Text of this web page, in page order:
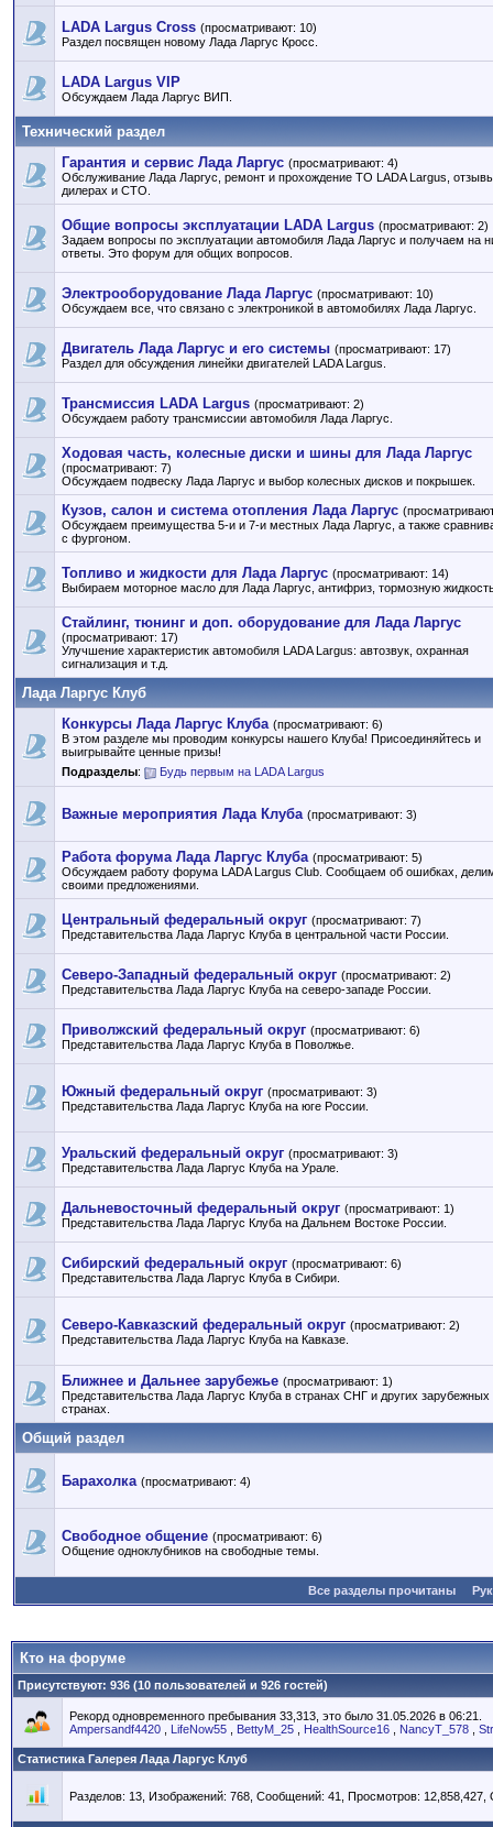
LADA Largus Cross (просматривают: 10)
Раздел посвящен новому Лада Ларгус Кросс.
LADA Largus VIP
Обсуждаем Лада Ларгус ВИП.
Технический раздел
Гарантия и сервис Лада Ларгус (просматривают: 4)
Обслуживание Лада Ларгус, ремонт и прохождение ТО LADA Largus,
дилерах и СТО.
Общие вопросы эксплуатации LADA Largus (просматривают: 2)
Задаем вопросы по эксплуатации автомобиля Лада Ларгус и получаем на
ответы. Это форум для общих вопросов.
Электрооборудование Лада Ларгус (просматривают: 10)
Обсуждаем все, что связано с электроникой в автомобилях Лада Ларгус.
Двигатель Лада Ларгус и его системы (просматривают: 17)
Раздел для обсуждения линейки двигателей LADA Largus.
Трансмиссия LADA Largus (просматривают: 2)
Обсуждаем работу трансмиссии автомобиля Лада Ларгус.
Ходовая часть, колесные диски и шины для Лада Ларгус
(просматривают: 7)
Обсуждаем подвеску Лада Ларгус и выбор колесных дисков и покрышек.
Кузов, салон и система отопления Лада Ларгус
Обсуждаем преимущества 5-и и 7-и местных Лада Ларгус, а также
с фургоном.
Топливо и жидкости для Лада Ларгус (просматривают: 14)
Выбираем моторное масло для Лада Ларгус, антифриз, тормозную
Стайлинг, тюнинг и доп. оборудование для Лада Ларгус
(просматривают: 17)
Улучшение характеристик автомобиля LADA Largus: автозвук, охранная
сигнализация и т.д.
Лада Ларгус Клуб
Конкурсы Лада Ларгус Клуба (просматривают: 6)
В этом разделе мы проводим конкурсы нашего Клуба! Присоединяйтесь и
выигрывайте ценные призы!
Подразделы: Будь первым на LADA Largus
Важные мероприятия Лада Клуба (просматривают: 3)
Работа форума Лада Ларгус Клуба (просматривают: 5)
Обсуждаем работу форума LADA Largus Club. Сообщаем об ошибках,
своими предложениями.
Центральный федеральный округ (просматривают: 7)
Представительства Лада Ларгус Клуба в центральной части России.
Северо-Западный федеральный округ (просматривают: 2)
Представительства Лада Ларгус Клуба на северо-западе России.
Приволжский федеральный округ (просматривают: 6)
Представительства Лада Ларгус Клуба в Поволжье.
Южный федеральный округ (просматривают: 3)
Представительства Лада Ларгус Клуба на юге России.
Уральский федеральный округ (просматривают: 3)
Представительства Лада Ларгус Клуба на Урале.
Дальневосточный федеральный округ (просматривают: 1)
Представительства Лада Ларгус Клуба на Дальнем Востоке России.
Сибирский федеральный округ (просматривают: 6)
Представительства Лада Ларгус Клуба в Сибири.
Северо-Кавказский федеральный округ (просматривают: 2)
Представительства Лада Ларгус Клуба на Кавказе.
Ближнее и Дальнее зарубежье (просматривают: 1)
Представительства Лада Ларгус Клуба в странах СНГ и других зарубежных
странах.
Общий раздел
Барахолка (просматривают: 4)
Свободное общение (просматривают: 6)
Общение одноклубников на свободные темы.
Все разделы прочитаны
Кто на форуме
Присутствуют: 936 (10 пользователей и 926 гостей)
Рекорд одновременного пребывания 33,313, это было 31.05.2026 в 06:21.
Ampersandf4420
LifeNow55 BettyM_25 HealthSource16 NancyT_578
Статистика Галерея Лада Ларгус Клуб
Разделов: 13, Изображений: 768, Сообщений: 41, Просмотров: